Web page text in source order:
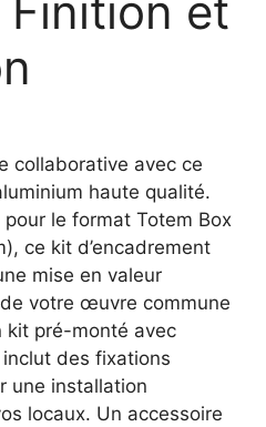
Finition et
collaborative avec ce
haute qualité.
le format Totem Box
ce kit d’encadrement
mise en valeur
votre œuvre commune
kit pré-monté avec
des fixations
une installation
locaux. Un accessoire